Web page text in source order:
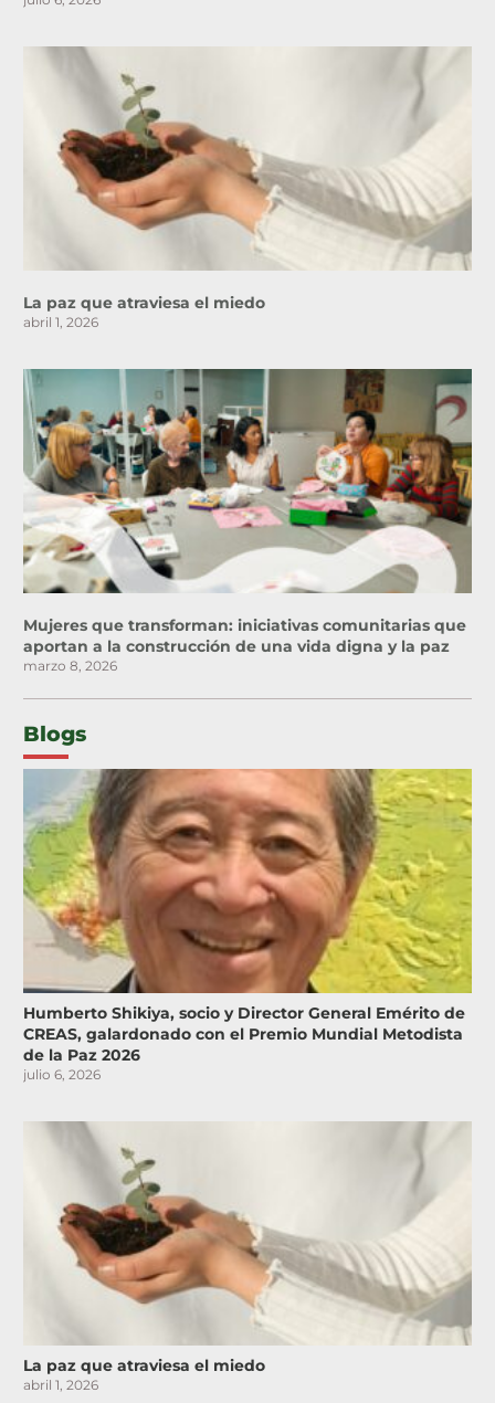
La paz que atraviesa el miedo
abril 1, 2026
Mujeres que transforman: iniciativas comunitarias que
aportan a la construcción de una vida digna y la paz
marzo 8, 2026
Blogs
Humberto Shikiya, socio y Director General Emérito de
CREAS, galardonado con el Premio Mundial Metodista
de la Paz 2026
julio 6, 2026
La paz que atraviesa el miedo
abril 1, 2026